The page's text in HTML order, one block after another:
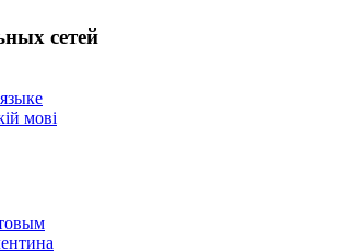
сетей
мові